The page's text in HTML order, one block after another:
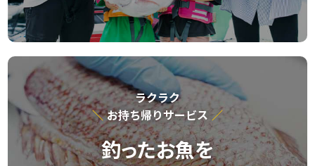
ラクラク
お持ち帰りサービス
釣ったお魚を